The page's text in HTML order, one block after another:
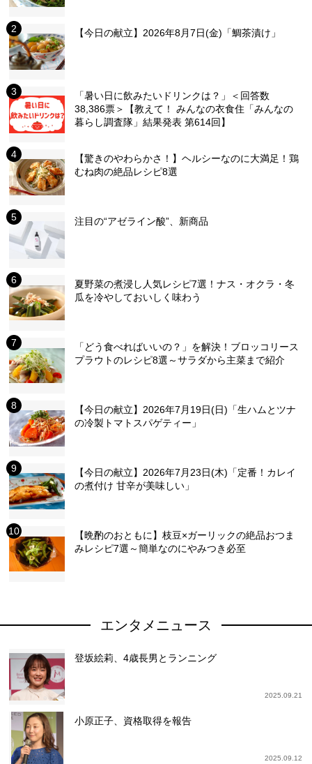
【今日の献立】2026年8月7日(金)「鯛茶漬け」
「暑い日に飲みたいドリンクは？」＜回答数
38,386票＞【教えて！ みんなの衣食住「みんなの
暮らし調査隊」結果発表 第614回】
【驚きのやわらかさ！】ヘルシーなのに大満足！鶏
むね肉の絶品レシピ8選
注目の“アゼライン酸”、新商品
夏野菜の煮浸し人気レシピ7選！ナス・オクラ・冬
瓜を冷やしておいしく味わう
「どう食べればいいの？」を解決！ブロッコリース
プラウトのレシピ8選～サラダから主菜まで紹介
【今日の献立】2026年7月19日(日)「生ハムとツナ
の冷製トマトスパゲティー」
【今日の献立】2026年7月23日(木)「定番！カレイ
の煮付け 甘辛が美味しい」
【晩酌のおともに】枝豆×ガーリックの絶品おつま
みレシピ7選～簡単なのにやみつき必至
エンタメニュース
登坂絵莉、4歳長男とランニング
2025.09.21
小原正子、資格取得を報告
2025.09.12